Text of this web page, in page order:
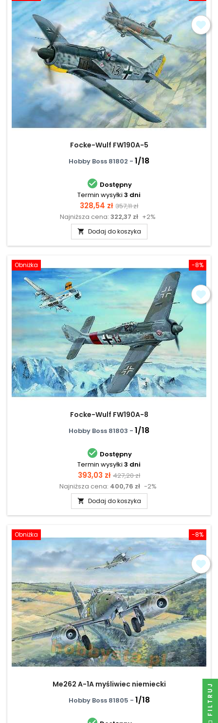
Focke-Wulf FW190A-5
Hobby Boss 81802 - 1/18
 Dostępny
Termin wysyłki 3 dni
Cena
328,54 zł Cena
podstawowa
357,11 zł
Najniższa cena: 322,37 zł +2%
 Dodaj do koszyka
-8%
Obniżka
Focke-Wulf FW190A-8
Hobby Boss 81803 - 1/18
 Dostępny
Termin wysyłki 3 dni
Cena
393,03 zł Cena
podstawowa
427,20 zł
Najniższa cena: 400,76 zł -2%
 Dodaj do koszyka
-8%
Obniżka
Me262 A-1A myśliwiec niemiecki
Hobby Boss 81805 - 1/18 FILTRUJ